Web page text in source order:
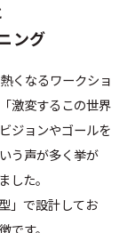
ング
くなるワークショ
激変するこの世界
ジョンやゴールを
う声が多く挙が
した。
」で設計してお
です。